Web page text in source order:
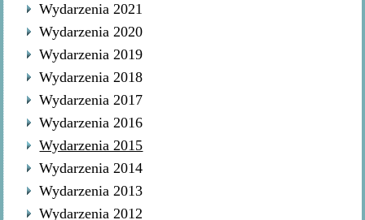
Wydarzenia 2021
Wydarzenia 2020
Wydarzenia 2019
Wydarzenia 2018
Wydarzenia 2017
Wydarzenia 2016
Wydarzenia 2015
Wydarzenia 2014
Wydarzenia 2013
Wydarzenia 2012